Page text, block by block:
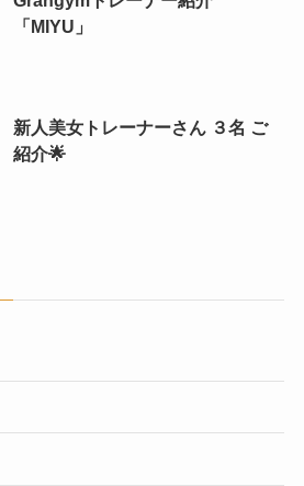
「MIYU」
新人美女トレーナーさん ３名 ご
紹介🌟